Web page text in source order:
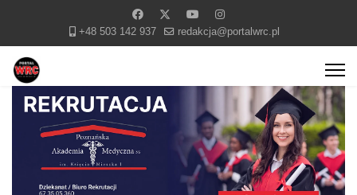
+48 503 142 937 redakcja@portalwrc.pl